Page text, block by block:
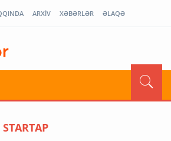
ARXİV XƏBƏRLƏR ƏLAQƏ